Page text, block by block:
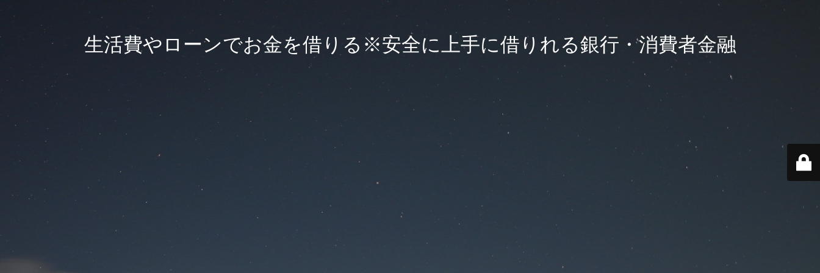
生活費やローンでお金を借りる※安全に上手に借りれる銀行・消費者金融